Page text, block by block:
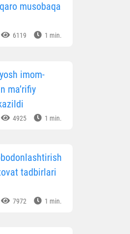
musobaqa
6119 1 min.
imom-
ma’rifiy
4925 1 min.
tadbirlari
7972 1 min.